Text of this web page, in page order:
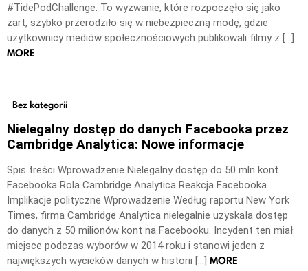
#TidePodChallenge. To wyzwanie, które rozpoczęło się jako
żart, szybko przerodziło się w niebezpieczną modę, gdzie
użytkownicy mediów społecznościowych publikowali filmy z […]
MORE
Bez kategorii
Nielegalny dostęp do danych Facebooka przez
Cambridge Analytica: Nowe informacje
Spis treści Wprowadzenie Nielegalny dostęp do 50 mln kont
Facebooka Rola Cambridge Analytica Reakcja Facebooka
Implikacje polityczne Wprowadzenie Według raportu New York
Times, firma Cambridge Analytica nielegalnie uzyskała dostęp
do danych z 50 milionów kont na Facebooku. Incydent ten miał
miejsce podczas wyborów w 2014 roku i stanowi jeden z
największych wycieków danych w historii […] MORE